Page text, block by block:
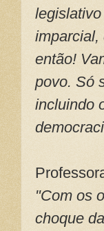
imparcial,
então!
povo. Só
incluindo
"Com os
choque